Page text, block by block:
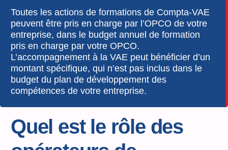
Toutes les actions de formations de Compta-VAE
peuvent être pris en charge par l’OPCO de votre
entreprise, dans le budget annuel de formation
pris en charge par votre OPCO.
L’accompagnement à la VAE peut bénéficier d’un
montant spécifique, qui n’est pas inclus dans le
budget du plan de développement des
compétences de votre entreprise.
Quel est le rôle des